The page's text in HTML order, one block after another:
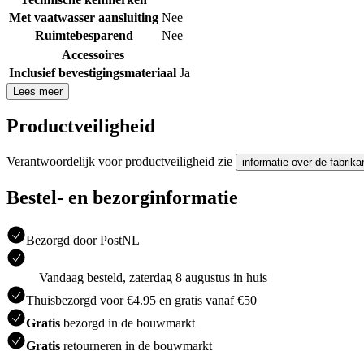
Met vaatwasser aansluiting Nee
Ruimtebesparend
Nee
Accessoires
Inclusief bevestigingsmateriaal Ja
Lees meer
Productveiligheid
Verantwoordelijk voor productveiligheid zie informatie over de
Bestel- en bezorginformatie
Bezorgd door PostNL
Vandaag besteld, zaterdag 8 augustus in huis
Thuisbezorgd voor €4.95 en gratis vanaf €50
Gratis bezorgd in de bouwmarkt
Gratis retourneren in de bouwmarkt